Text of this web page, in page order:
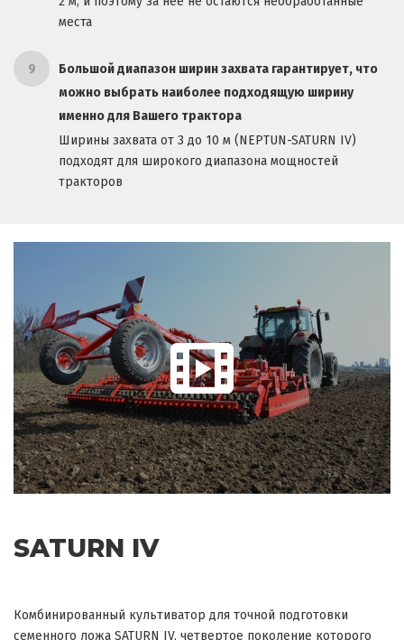
места
9
Большой диапазон ширин захвата гарантирует, что
можно выбрать наиболее подходящую ширину
именно для Вашего трактора
Ширины захвата от 3 до 10 м (NEPTUN-SATURN IV)
подходят для широкого диапазона мощностей
тракторов
SATURN IV
Комбинированный культиватор для точной подготовки
семенного ложа SATURN IV, четвертое поколение которого